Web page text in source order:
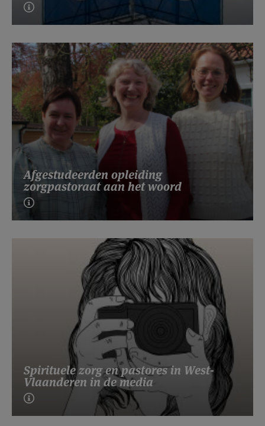
Afgestudeerden opleiding
zorgpastoraat aan het woord
Spirituele zorg en pastores in West-
Vlaanderen in de media